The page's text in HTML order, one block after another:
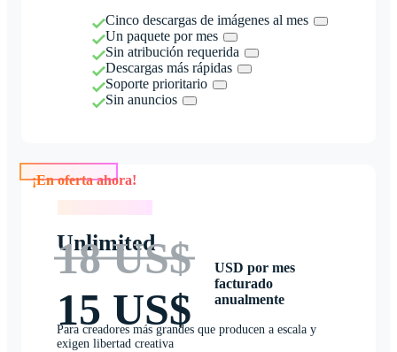
Cinco descargas de imágenes al mes
Un paquete por mes
Sin atribución requerida
Descargas más rápidas
Soporte prioritario
Sin anuncios
Unlimited
18 US$
15 US$
USD por mes
facturado
anualmente
Para creadores más grandes que producen a escala y
exigen libertad creativa